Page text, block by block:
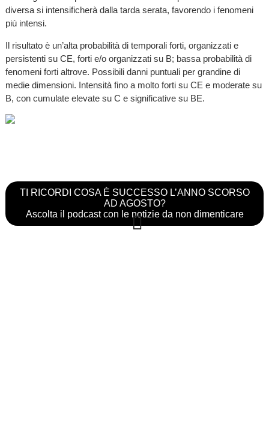
diversa si intensificherà dalla tarda serata, favorendo i fenomeni
più intensi.
Il risultato è un’alta probabilità di temporali forti, organizzati e
persistenti su CE, forti e/o organizzati su B; bassa probabilità di
fenomeni forti altrove. Possibili danni puntuali per grandine di
medie dimensioni. Intensità fino a molto forti su CE e moderate su
B, con cumulate elevate su C e significative su BE.
TI RICORDI COSA È SUCCESSO L’ANNO SCORSO
AD AGOSTO?
Ascolta il podcast con le notizie da non dimenticare